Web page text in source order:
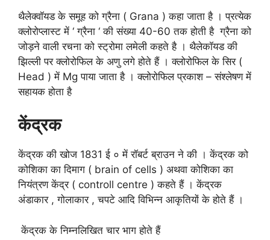
थैलेक्वॉयड के समूह को ग्रैना ( Grana ) कहा जाता है । प्रत्येक
क्लोरोप्लास्ट में ‘ ग्रैना ‘ की संख्या 40-60 तक होती है ग्रैना को
जोड़ने वाली रचना को स्ट्रोमा लमेली कहते है । थैलेकॉयड की
झिल्ली पर क्लोरोफिल के अणु लगे होते हैं । क्लोरोफिल के सिर (
Head ) में Mg पाया जाता है । क्लोरोफिल प्रकाश – संश्लेषण में
सहायक होता है
केंद्रक
केंद्रक की खोज 1831 ई ० में रॉबर्ट ब्राउन ने की । केंद्रक को
कोशिका का दिमाग ( brain of cells ) अथवा कोशिका का
नियंत्रण केंद्र ( controll centre ) कहते हैं । केंद्रक
अंडाकार , गोलाकार , चपटे आदि विभिन्न आकृतियों के होते हैं ।
केंद्रक के निम्नलिखित चार भाग होते हैं